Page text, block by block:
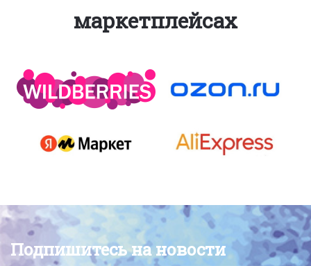
маркетплейсах
Подпишитесь на новости